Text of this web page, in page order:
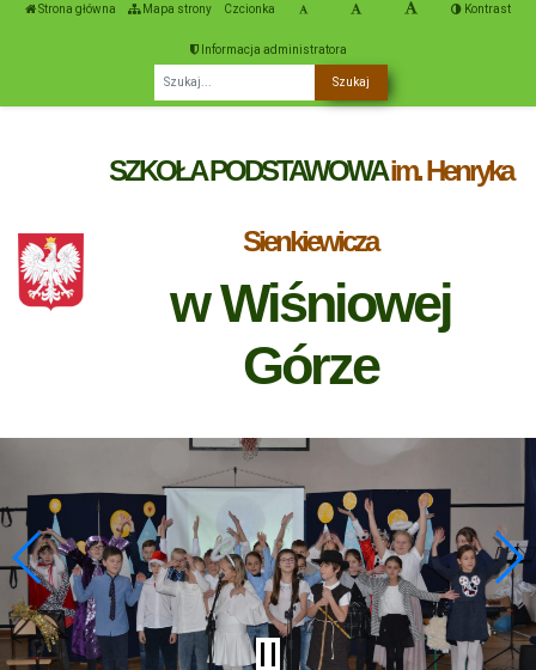
Strona główna Mapa strony Czcionka Kontrast
Informacja administratora
SZKOŁA PODSTAWOWAim. Henryka
Sienkiewicza
w Wiśniowej
Górze